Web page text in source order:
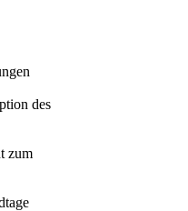
des
zum